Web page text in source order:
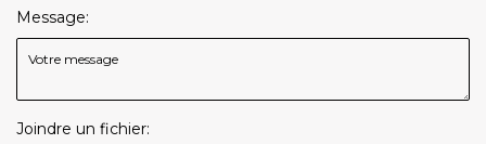
Message:
Joindre un fichier: